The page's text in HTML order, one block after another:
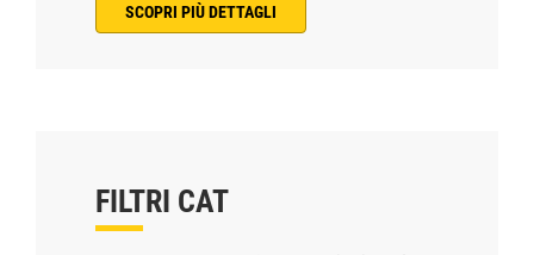
SCOPRI PIÙ DETTAGLI
FILTRI CAT